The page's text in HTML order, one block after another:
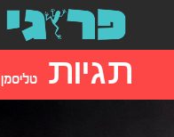
תגיותטליסמן